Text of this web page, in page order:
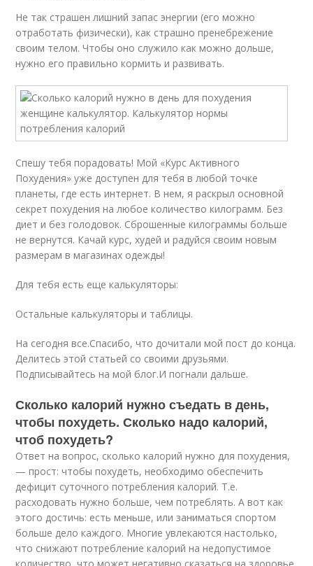
Не так страшен лишний запас энергии (его можно
отработать физически), как страшно пренебрежение
своим телом. Чтобы оно служило как можно дольше,
нужно его правильно кормить и развивать.
Спешу тебя порадовать! Мой «Курс Активного
Похудения» уже доступен для тебя в любой точке
планеты, где есть интернет. В нем, я раскрыл основной
секрет похудения на любое количество килограмм. Без
диет и без голодовок. Сброшенные килограммы больше
не вернутся. Качай курс, худей и радуйся своим новым
размерам в магазинах одежды!
Для тебя есть еще калькуляторы:
Остальные калькуляторы и таблицы.
На сегодня все.Спасибо, что дочитали мой пост до конца.
Делитесь этой статьей со своими друзьями.
Подписывайтесь на мой блог.И погнали дальше.
Сколько калорий нужно съедать в день,
чтобы похудеть. Сколько надо калорий,
чтоб похудеть?
Ответ на вопрос, сколько калорий нужно для похудения,
— прост: чтобы похудеть, необходимо обеспечить
дефицит суточного потребления калорий. Т.е.
расходовать нужно больше, чем потреблять. А вот как
этого достичь: есть меньше, или заниматься спортом
больше дело каждого. Многие увлекаются настолько,
что снижают потребление калорий на недопустимое